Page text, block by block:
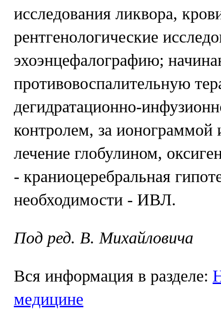
исследования ликвора,
рентгенологические
эхоэнцефалографию;
противовоспалительную
дегидратационно-
контролем, за
лечение глобулином,
- краниоцеребральная
необходимости - ИВЛ.
Под ред. В. Михайловича
Вся информация в разделе:
медицине